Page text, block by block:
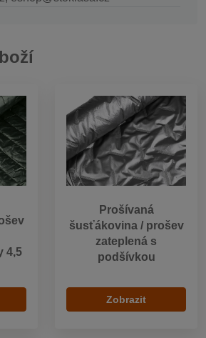
4,5
Prošívaná
šusťákovina / prošev
zateplená s
podšívkou
Zobrazit